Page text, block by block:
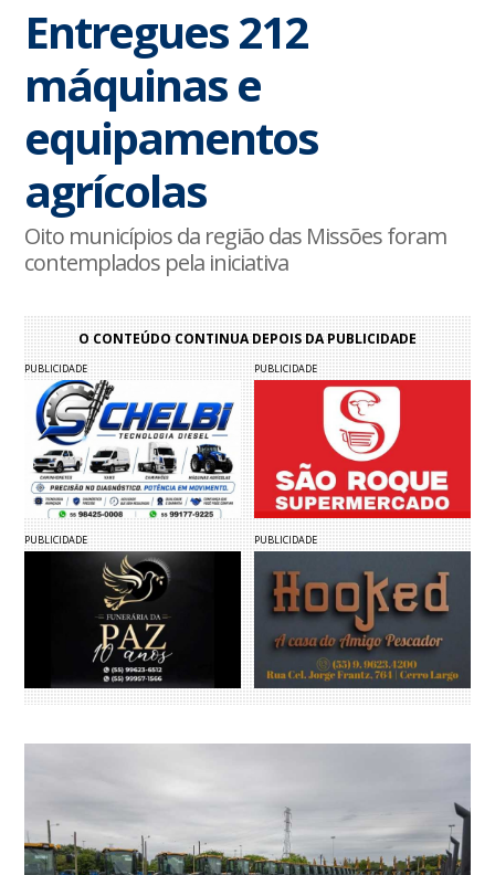
Entregues 212
máquinas e
equipamentos
agrícolas
Oito municípios da região das Missões foram
contemplados pela iniciativa
O CONTEÚDO CONTINUA DEPOIS DA PUBLICIDADE
PUBLICIDADE PUBLICIDADE
PUBLICIDADE PUBLICIDADE